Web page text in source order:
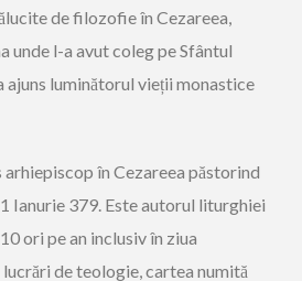
de filozofie în Cezareea,
unde l-a avut coleg pe Sfântul
ajuns luminătorul vieții monastice
arhiepiscop în Cezareea păstorind
Ianurie 379. Este autorul liturghiei
ori pe an inclusiv în ziua
de teologie, cartea numită